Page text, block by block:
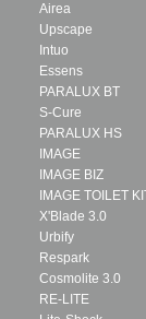
Airea
Upscape
Intuo
Essens
PARALUX BT
S-Cure
PARALUX HS
IMAGE
IMAGE BIZ
IMAGE TOILET
X'Blade 3.0
Urbify
Respark
Cosmolite 3.0
RE-LITE